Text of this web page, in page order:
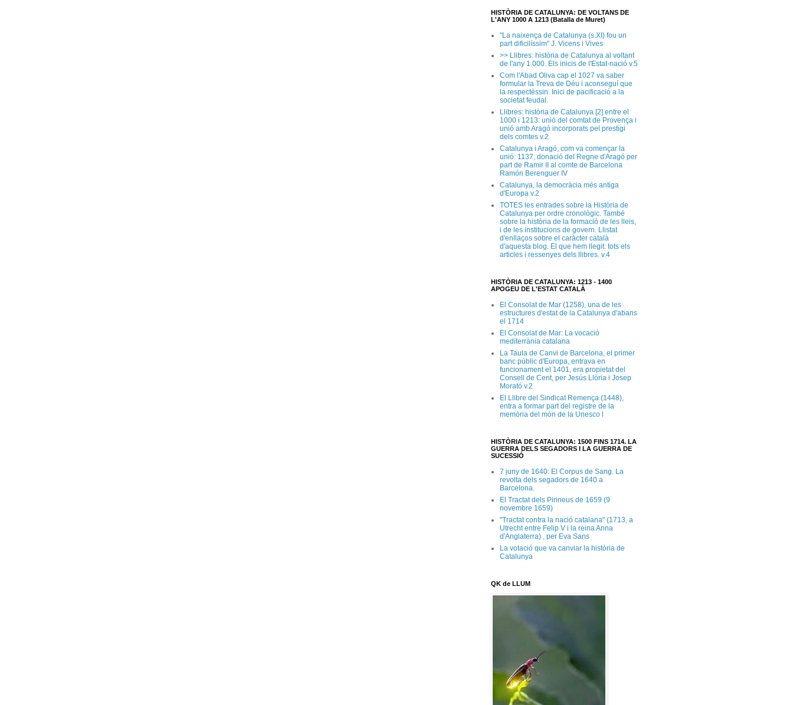
HISTÒRIA DE CATALUNYA: DE VOLTANS DE
L'ANY 1000 A 1213 (Batalla de Muret)
"La naixença de Catalunya (s.XI) fou un
part dificilíssim" J. Vicens i Vives
>> Llibres: història de Catalunya al voltant
de l'any 1.000. Els inicis de l'Estat-nació v.5
Com l'Abad Oliva cap el 1027 va saber
formular la Treva de Déu i aconseguí que
la respectèssin. Inici de pacificació a la
societat feudal.
Llibres: història de Catalunya [2] entre el
1000 i 1213: unió del comtat de Provença i
unió amb Aragó incorporats pel prestigi
dels comtes v.2
Catalunya i Aragó, com va començar la
unió: 1137, donació del Regne d'Aragó per
part de Ramir II al comte de Barcelona
Ramón Berenguer IV
Catalunya, la democràcia més antiga
d'Europa v.2
TOTES les entrades sobre la Història de
Catalunya per ordre cronològic. També
sobre la història de la formació de les lleis,
i de les institucions de govern. Llistat
d'enllaços sobre el caràcter català
d'aquesta blog. El que hem llegit: tots els
articles i ressenyes dels llibres. v.4
HISTÒRIA DE CATALUNYA: 1213 - 1400
APOGEU DE L'ESTAT CATALÀ
El Consolat de Mar (1258), una de les
estructures d'estat de la Catalunya d'abans
el 1714
El Consolat de Mar: La vocació
mediterrània catalana
La Taula de Canvi de Barcelona, el primer
banc públic d'Europa, entrava en
funcionament el 1401, era propietat del
Consell de Cent, per Jesús Llòria i Josep
Morató v.2
El Llibre del Sindicat Remença (1448),
entra a formar part del registre de la
memòria del món de la Unesco l
HISTÒRIA DE CATALUNYA: 1500 FINS 1714. LA
GUERRA DELS SEGADORS I LA GUERRA DE
SUCESSIÓ
7 juny de 1640: El Corpus de Sang. La
revolta dels segadors de 1640 a
Barcelona.
El Tractat dels Pirineus de 1659 (9
novembre 1659)
"Tractat contra la nació catalana" (1713, a
Utrecht entre Felip V i la reina Anna
d'Anglaterra) , per Eva Sans
La votació que va canviar la història de
Catalunya
QK de LLUM